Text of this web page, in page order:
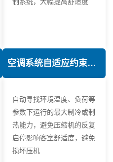
空调系统自适应约束控制技术
自动寻找环境温度、负荷等
参数下运行的最大制冷或制
热能力，避免压缩机的反复
启停影响客室舒适度，避免
损坏压机